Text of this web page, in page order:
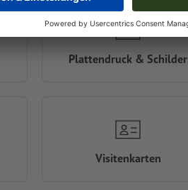
Plattendruck & Schilder
Visitenkarten